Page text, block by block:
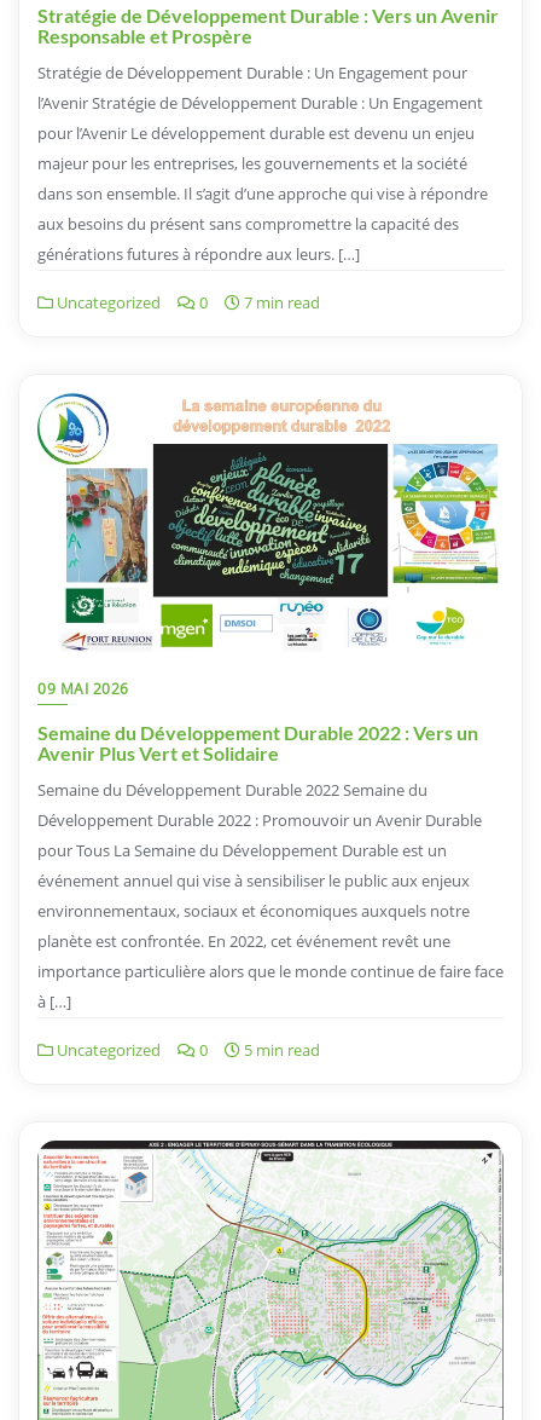
Stratégie de Développement Durable : Vers un Avenir
Responsable et Prospère
Stratégie de Développement Durable : Un Engagement pour
l’Avenir Stratégie de Développement Durable : Un Engagement
pour l’Avenir Le développement durable est devenu un enjeu
majeur pour les entreprises, les gouvernements et la société
dans son ensemble. Il s’agit d’une approche qui vise à répondre
aux besoins du présent sans compromettre la capacité des
générations futures à répondre aux leurs. […]
Uncategorized 0 7 min read
09 MAI 2026
Semaine du Développement Durable 2022 : Vers un
Avenir Plus Vert et Solidaire
Semaine du Développement Durable 2022 Semaine du
Développement Durable 2022 : Promouvoir un Avenir Durable
pour Tous La Semaine du Développement Durable est un
événement annuel qui vise à sensibiliser le public aux enjeux
environnementaux, sociaux et économiques auxquels notre
planète est confrontée. En 2022, cet événement revêt une
importance particulière alors que le monde continue de faire face
à […]
Uncategorized 0 5 min read